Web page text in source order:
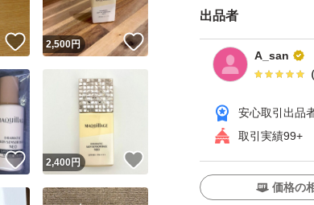
出品者
A_san
（
安心取引出品
取引実績99+
価格の
いいね！
2,500円 いいね！
いいね！
2,400円